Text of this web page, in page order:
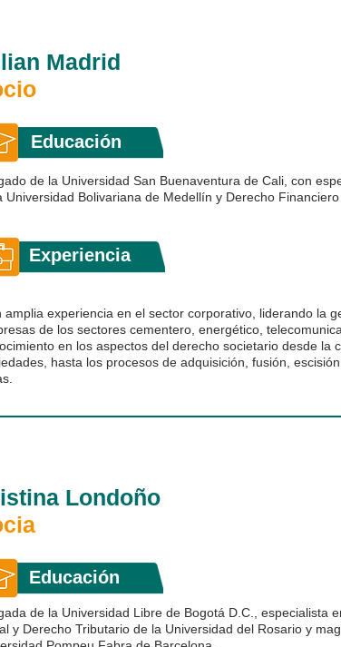
amplia experiencia en el sector corporativo, liderando la
de los sectores cementero, energético,
en los aspectos del derecho societario desde la
hasta los procesos de adquisición, fusión,
Experiencia
de la Universidad San Buenaventura de Cali, con
Universidad Bolivariana de Medellín y Derecho
Educación
Madrid
Londoño
Educación
de la Universidad Libre de Bogotá D.C., especialista
y Derecho Tributario de la Universidad del Rosario y